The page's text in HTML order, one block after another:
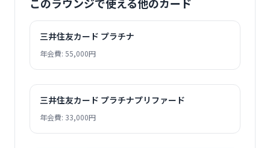
三井住友カード プラチナ
年会費: 55,000円
三井住友カード プラチナプリファード
年会費: 33,000円